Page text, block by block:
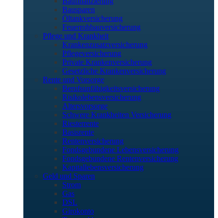
Bausparen
Öltankversicherung
Feuerrohbauversicherung
Pflege und Krankheit
Krankenzusatzversicherung
Pflegeversicherung
Private Krankenversicherung
Gesetzliche Krankenversicherung
Rente und Vorsorge
Berufs­unfähigkeitsversicherung
Risikolebensversicherung
Altersvorsorge
Schwere Krankheiten Versicherung
Riesterrente
Basisrente
Rentenversicherung
Fondsgebundene Lebensversicherung
Fondsgebundene Rentenversicherung
Kapitallebensversicherung
Geld und Sparen
Strom
Gas
DSL
Girokonto